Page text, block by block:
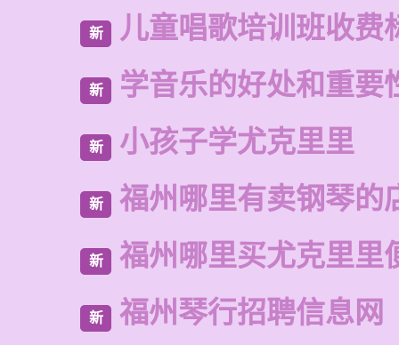
新 儿童唱歌培训班收费
新 学音乐的好处和重要
新 小孩子学尤克里里
新 福州哪里有卖钢琴的
新 福州哪里买尤克里里
新 福州琴行招聘信息网